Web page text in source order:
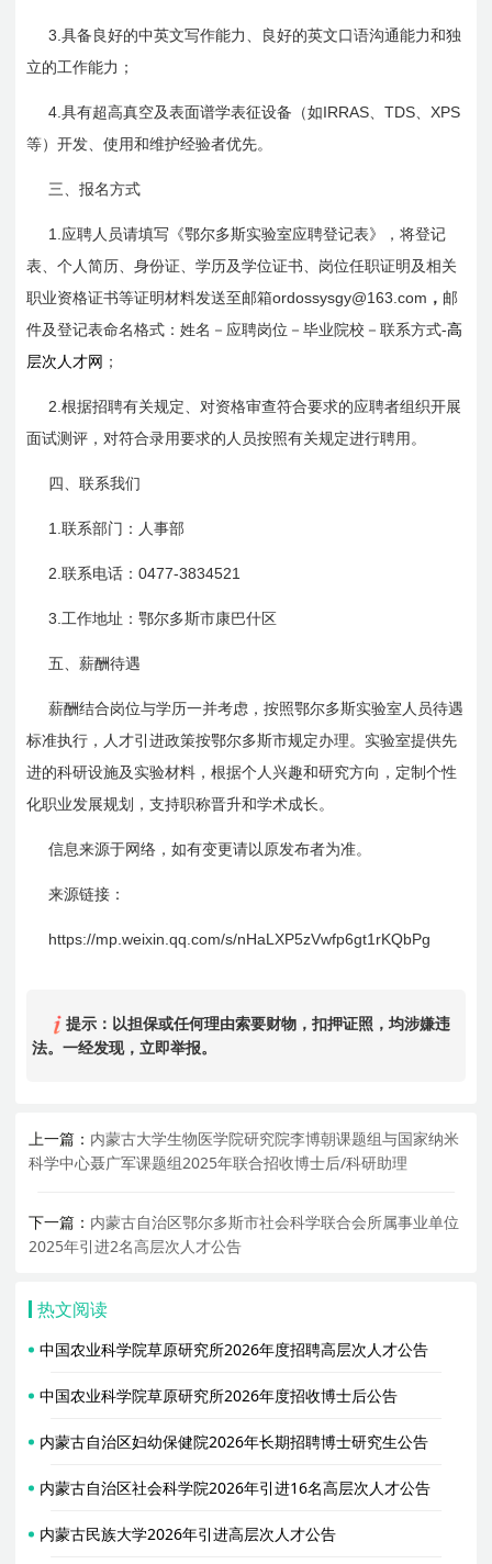
3.具备良好的中英文写作能力、良好的英文口语沟通能力和独
立的工作能力；
4.具有超高真空及表面谱学表征设备（如IRRAS 、TDS 、XPS
等）开发、使用和维护经验者优先。
三、报名方式
1. 应聘人员请填写《鄂尔多斯实验室应聘登记表》，将登记
表、个人简历、身份证、学历及学位证书、岗位任职证明及相关
职业资格证书等证明材料发送至邮箱ordossysgy@163.com ， 邮
件及登记表命名格式：姓名－应聘岗位－毕业院校－联系方式-高
层次人才网 ；
2.根据招聘有关规定、对资格审查符合要求的应聘者组织开展
面试测评，对符合录用要求的人员按照有关规定进行聘用。
四、联系我们
1.联系部门：人事部
2.联系电话：0477-3834521
3. 工作地址：鄂尔多斯市康巴什区
五、薪酬待遇
薪酬结合岗位与学历一并考虑，按照鄂尔多斯实验室人员待遇
标准执行，人才引进政策按鄂尔多斯市规定办理。实验室提供先
进的科研设施及实验材料，根据个人兴趣和研究方向，定制个性
化职业发展规划，支持职称晋升和学术成长。
信息来源于网络，如有变更请以原发布者为准。
来源链接：
https://mp.weixin.qq.com/s/nHaLXP5zVwfp6gt1rKQbPg
提示：以担保或任何理由索要财物，扣押证照，均涉嫌违
法。一经发现，立即举报。
上一篇： 内蒙古大学生物医学院研究院李博朝课题组与国家纳米
科学中心聂广军课题组2025年联合招收博士后/科研助理
下一篇： 内蒙古自治区鄂尔多斯市社会科学联合会所属事业单位
2025年引进2名高层次人才公告
热文阅读
中国农业科学院草原研究所2026年度招聘高层次人才公告
中国农业科学院草原研究所2026年度招收博士后公告
内蒙古自治区妇幼保健院2026年长期招聘博士研究生公告
内蒙古自治区社会科学院2026年引进16名高层次人才公告
内蒙古民族大学2026年引进高层次人才公告